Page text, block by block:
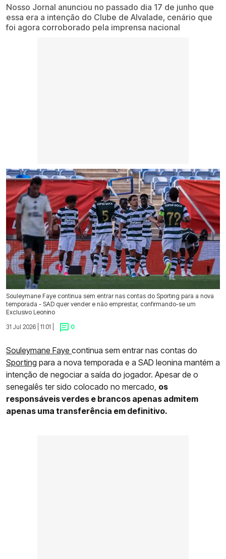
Nosso Jornal anunciou no passado dia 17 de junho que
essa era a intenção do Clube de Alvalade, cenário que
foi agora corroborado pela imprensa nacional
Souleymane Faye continua sem entrar nas contas do Sporting para a nova
temporada - SAD quer vender e não emprestar, confirmando-se um
Exclusivo Leonino
31 Jul 2026 | 11:01 |
0
Souleymane Faye continua sem entrar nas contas do
Sporting para a nova temporada e a SAD leonina mantém a
intenção de negociar a saída do jogador. Apesar de o
senegalês ter sido colocado no mercado, os
responsáveis verdes e brancos apenas admitem
apenas uma transferência em definitivo.